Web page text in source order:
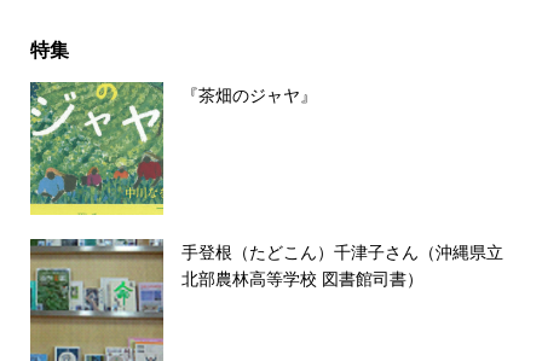
特集
『茶畑のジャヤ』
手登根（たどこん）千津子さん（沖縄県立
北部農林高等学校 図書館司書）